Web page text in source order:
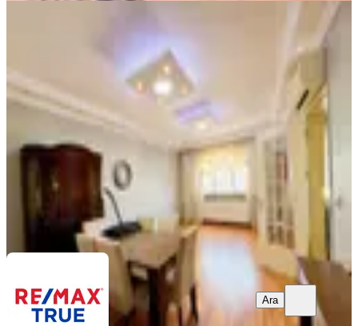
Y.kaptan Gross Karşısı Satılık 3+1 İçi
Yapılı (boş, Kiracısız)
İzmit, Yahyakaptan Mahallesi
8. Kat ·12.06.2026
Remax True
Ara